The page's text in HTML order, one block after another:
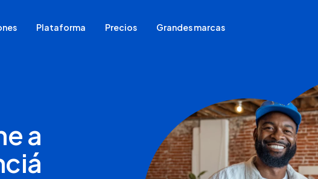
Tienen tienda física
Venden en marketplaces
Plataforma Precios Grandes marcas
a